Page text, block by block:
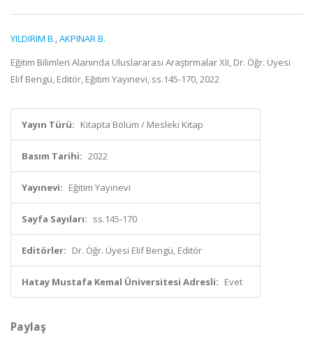
YILDIRIM B.,AKPINAR B.
Eğitim Bilimleri Alanında Uluslararası Araştırmalar XII, Dr. Öğr. Üyesi
Elif Bengü, Editör, Eğitim Yayınevi, ss.145-170, 2022
Yayın Türü: Kitapta Bölüm / Mesleki Kitap
Basım Tarihi: 2022
Yayınevi: Eğitim Yayınevi
Sayfa Sayıları: ss.145-170
Editörler: Dr. Öğr. Üyesi Elif Bengü, Editör
Hatay Mustafa Kemal Üniversitesi Adresli: Evet
Paylaş